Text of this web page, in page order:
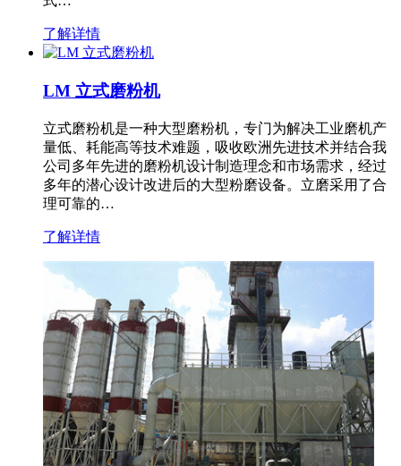
了解详情
LM 立式磨粉机
立式磨粉机是一种大型磨粉机，专门为解决工业磨机产
量低、耗能高等技术难题，吸收欧洲先进技术并结合我
公司多年先进的磨粉机设计制造理念和市场需求，经过
多年的潜心设计改进后的大型粉磨设备。立磨采用了合
理可靠的…
了解详情